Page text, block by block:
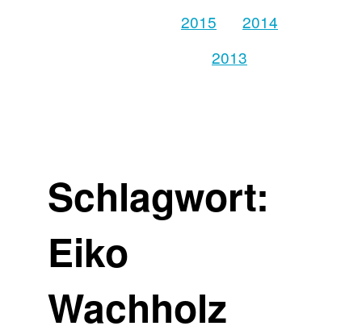
2015
2014
2013
Schlagwort:
Eiko
Wachholz